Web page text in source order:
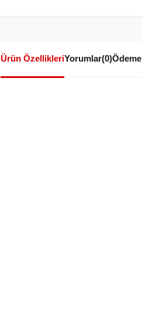
Ürün ÖzellikleriYorumlar(0)